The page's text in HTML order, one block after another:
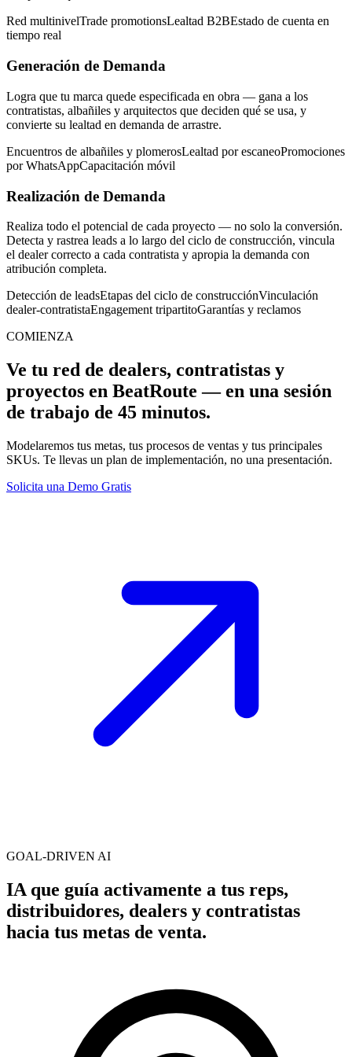
Red multinivelTrade promotionsLealtad B2BEstado de cuenta en
tiempo real
Generación de Demanda
Logra que tu marca quede especificada en obra — gana a los
contratistas, albañiles y arquitectos que deciden qué se usa, y
convierte su lealtad en demanda de arrastre.
Encuentros de albañiles y plomerosLealtad por escaneoPromociones
por WhatsAppCapacitación móvil
Realización de Demanda
Realiza todo el potencial de cada proyecto — no solo la conversión.
Detecta y rastrea leads a lo largo del ciclo de construcción, vincula
el dealer correcto a cada contratista y apropia la demanda con
atribución completa.
Detección de leadsEtapas del ciclo de construcciónVinculación
dealer-contratistaEngagement tripartitoGarantías y reclamos
COMIENZA
Ve tu red de dealers, contratistas y
proyectos en BeatRoute — en una sesión
de trabajo de 45 minutos.
Modelaremos tus metas, tus procesos de ventas y tus principales
SKUs. Te llevas un plan de implementación, no una presentación.
Solicita una Demo Gratis
GOAL-DRIVEN AI
IA que guía activamente a tus reps,
distribuidores, dealers y contratistas
hacia tus metas de venta.